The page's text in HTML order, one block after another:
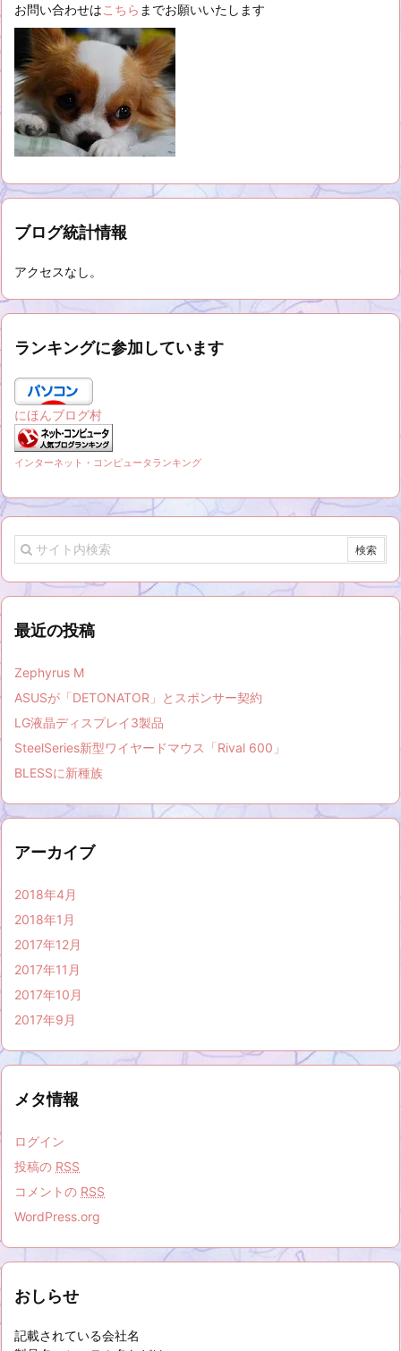
お問い合わせはこちら までお願いいたします
ブログ統計情報
アクセスなし。
ランキングに参加しています
にほんブログ村
インターネット・コンピュータランキング
最近の投稿
Zephyrus M
ASUSが「DETONATOR」とスポンサー契約
LG液晶ディスプレイ3製品
SteelSeries新型ワイヤードマウス「Rival 600」
BLESSに新種族
アーカイブ
2018年4月
2018年1月
2017年12月
2017年11月
2017年10月
2017年9月
メタ情報
ログイン
投稿の RSS
コメントの RSS
WordPress.org
おしらせ
記載されている会社名